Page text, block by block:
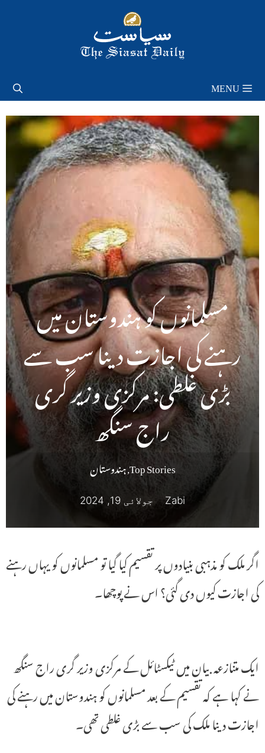
MENU
مسلمانوں کو ہندوستان میں
رہنے کی اجازت دینا سب سے
بڑی غلطی: مرکزی وزیر گری
راج سنگھ
Top Stories
,ہندوستان
Zabi جولائی 19, 2024
اگر ملک کو مذہبی بنیادوں پر تقسیم کیا گیا تو مسلمانوں کو یہاں رہنے
کی اجازت کیوں دی گئی؟ اس نے پوچھا۔
ایک متنازعہ بیان میں ٹیکسٹائل کے مرکزی وزیر گری راج سنگھ
نے کہا ہے کہ تقسیم کے بعد مسلمانوں کو ہندوستان میں رہنے کی
اجازت دینا ملک کی سب سے بڑی غلطی تھی۔